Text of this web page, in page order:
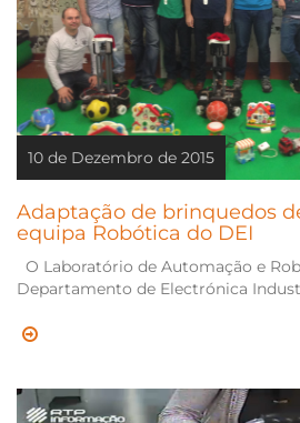
10 de Dezembro de 2015
Adaptação de brinquedos
equipa Robótica do DEI
O Laboratório de Automação e
Departamento de Electrónica